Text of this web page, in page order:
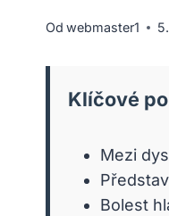
Od webmaster1
Klíčové
Mezi
Bolest